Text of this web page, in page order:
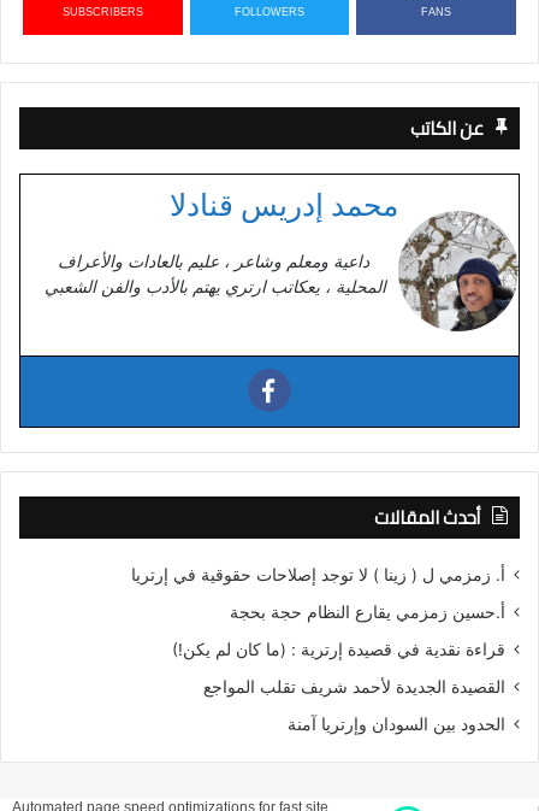
FANS
FOLLOWERS
SUBSCRIBERS
عن الكاتب
محمد إدريس قنادلا
داعية ومعلم وشاعر ، عليم بالعادات والأعراف
المحلية ، يعكاتب ارتري يهتم بالأدب والفن الشعبي
أحدث المقالات
أ. زمزمي ل ( زينا ) لا توجد إصلاحات حقوقية في إرتريا
أ.حسين زمزمي يقارع النظام حجة بحجة
قراءة نقدية في قصيدة إرترية : (ما كان لم يكن!)
القصيدة الجديدة لأحمد شريف تقلب المواجع
الحدود بين السودان وإرتريا آمنة